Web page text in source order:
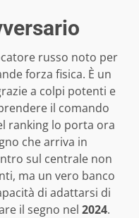
russo noto per
forza fisica. È un
a colpi potenti e
il comando
ranking lo porta ora
che arriva in
sul centrale non
ma un vero banco
di adattarsi di
il segno nel 2024.